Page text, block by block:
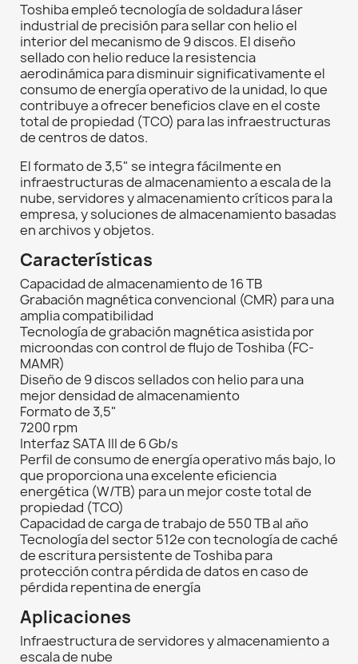
Toshiba empleó tecnología de soldadura láser
industrial de precisión para sellar con helio el
interior del mecanismo de 9 discos. El diseño
sellado con helio reduce la resistencia
aerodinámica para disminuir significativamente el
consumo de energía operativo de la unidad, lo que
contribuye a ofrecer beneficios clave en el coste
total de propiedad (TCO) para las infraestructuras
de centros de datos.
El formato de 3,5" se integra fácilmente en
infraestructuras de almacenamiento a escala de la
nube, servidores y almacenamiento críticos para la
empresa, y soluciones de almacenamiento basadas
en archivos y objetos.
Características
Capacidad de almacenamiento de 16 TB
Grabación magnética convencional (CMR) para una
amplia compatibilidad
Tecnología de grabación magnética asistida por
microondas con control de flujo de Toshiba (FC-
MAMR)
Diseño de 9 discos sellados con helio para una
mejor densidad de almacenamiento
Formato de 3,5"
7200 rpm
Interfaz SATA III de 6 Gb/s
Perfil de consumo de energía operativo más bajo, lo
que proporciona una excelente eficiencia
energética (W/TB) para un mejor coste total de
propiedad (TCO)
Capacidad de carga de trabajo de 550 TB al año
Tecnología del sector 512e con tecnología de caché
de escritura persistente de Toshiba para
protección contra pérdida de datos en caso de
pérdida repentina de energía
Aplicaciones
Infraestructura de servidores y almacenamiento a
escala de nube